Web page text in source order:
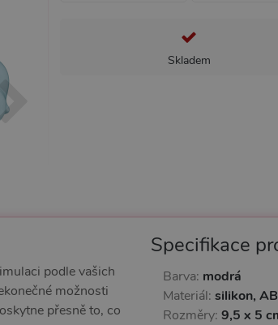
Skladem
podle vašich
možnosti
přesně to, co
Specifikace
Barva: modrá
Materiál: silikon,
Rozměry: 9,5 x 5